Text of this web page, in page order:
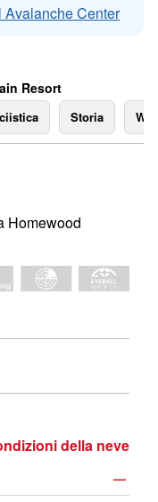
Avalanche Center
Resort
Storia
Homewood
della neve
—